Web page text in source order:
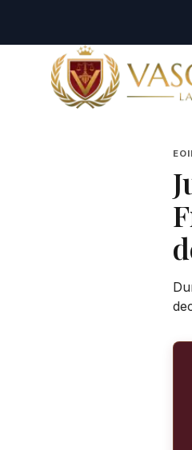
Vasquez Law Firm -